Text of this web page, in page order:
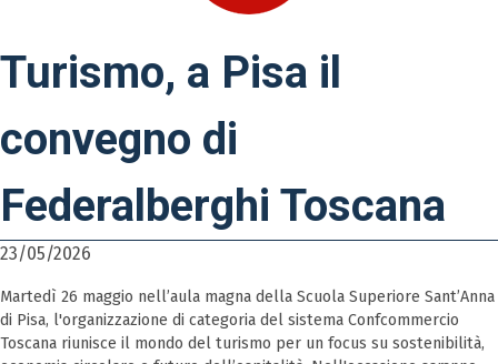
Turismo, a Pisa il
convegno di
Federalberghi Toscana
23/05/2026
Martedì 26 maggio nell’aula magna della Scuola Superiore Sant’Anna
di Pisa, l'organizzazione di categoria del sistema Confcommercio
Toscana riunisce il mondo del turismo per un focus su sostenibilità,